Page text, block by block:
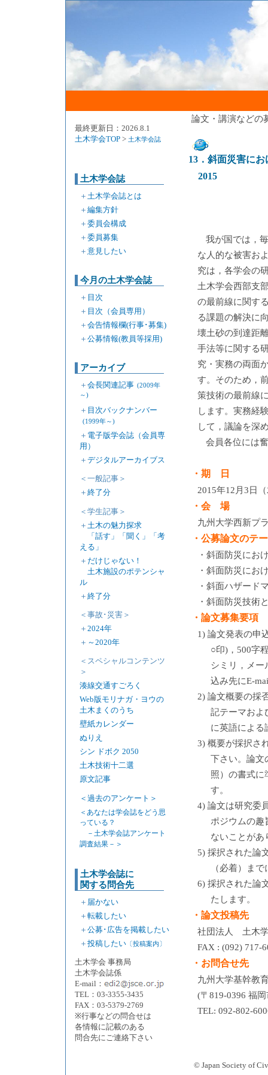
最終更新日：2026.8.1
土木学会TOP > 土木学会誌
土木学会誌
＋ 土木学会誌とは
＋ 編集方針
＋ 委員会構成
＋ 委員募集
＋ 意見したい
今月の土木学会誌
＋ 目次
＋ 目次（会員専用）
＋ 会告情報欄(行事･募集)
＋ 公募情報(教員等採用)
アーカイブ
＋ 会長関連記事 (2009年
～)
＋ 目次バックナンバー
(1999年～)
＋ 電子版学会誌（会員専
用）
＋ デジタルアーカイブス
＜一般記事＞
＋ 終了分
＜学生記事＞
＋ 土木の魅力探求
「話す」「聞く」「考
える」
＋ だけじゃない！
土木施設のポテンシャ
ル
＋ 終了分
＜事故･災害＞
＋ 2024年
＋ ～2020年
＜スペシャルコンテンツ
＞
湊線交通すごろく
Web版モリナガ・ヨウの
土木まくのうち
壁紙カレンダー
ぬりえ
シン ドボク 2050
土木技術十二選
原文記事
＜過去のアンケート＞
＜あなたは学会誌をどう思
っている？
－土木学会誌アンケート
調査結果－＞
土木学会誌に
関する問合先
＋ 届かない
＋ 転載したい
＋ 公募･広告を掲載したい
＋ 投稿したい 〔投稿案内〕
土木学会 事務局
土木学会誌係
E-mail：
TEL：03-3355-3435
FAX：03-5379-2769
※行事などの問合せは
各情報に記載のある
問合先にご連絡下さい
論文・講演などの
13．斜面災害に
2015
我が国では，
な人的な被害お
究は，各学会の
土木学会西部支
の最前線に関す
る課題の解決に
壊土砂の到達距
手法等に関する
究・実務の両面
す。そのため，
策技術の最前線
します。実務経
して，議論を深
会員各位には
・期 日
2015年12月3日
・会 場
九州大学西新プ
・公募論文のテ
・斜面防災にお
・斜面防災にお
・斜面ハザード
・斜面防災技術
・論文募集要項
1) 論文発表の申
○印)，500字
シミリ，メー
込み先にE-
2) 論文概要の採
記テーマおよ
に英語による
3) 概要が採択さ
下さい。論文
照）の書式に
す。
4) 論文は研究委
ポジウムの趣
ないことがあ
5) 採択された論
（必着）ま
6) 採択された論
たします。
・論文投稿先
社団法人 土木
FAX : (092)
・お問合せ先
九州大学基幹
(〒819-0396 福
TEL: 092-802-
© Japan Society of